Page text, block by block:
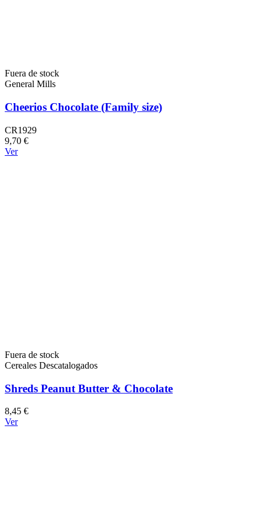
Fuera de stock
General Mills
Cheerios Chocolate (Family size)
CR1929
9,70 €
Ver
Fuera de stock
Cereales Descatalogados
Shreds Peanut Butter & Chocolate
8,45 €
Ver